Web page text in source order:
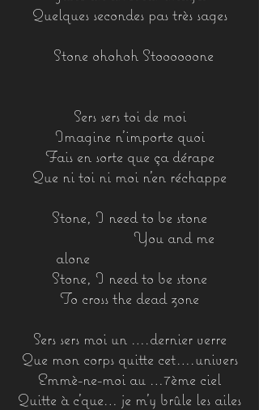
Quelques secondes pas très sages
Stone ohohoh Stoooooone
Sers sers toi de moi
Imagine n’importe quoi
Fais en sorte que ça dérape
Que ni toi ni moi n’en réchappe
Stone, I need to be stone
You and me
alone
Stone, I need to be stone
To cross the dead zone
Sers sers moi un ….dernier verre
Que mon corps quitte cet….univers
Emmè-ne-moi au …7ème ciel
Quitte à c’que… je m’y brûle les ailes